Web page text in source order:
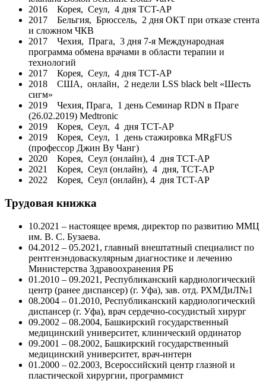
2016 Корея, Сеул, 4 дня TCT-AP
2017 Бельгия, Брюссель, 2 дня ОКТ при отказе стента
и сложном ЧКВ
2017 Чехия, Прага, 3 дня 7-я Международная
программа обмена врачами в области терапии и
технологий
2017 Корея, Сеул, 4 дня TCT-AP
2018 США, онлайн, 2 недели LSS black belt «Шесть
сигм»
2019 Чехия, Прага, 1 день Семинар RDN в Праге
(26.02.2019) Medtronic
2019 Корея, Сеул, 4 дня TCT-AP
2019 Корея, Сеул, 1 день стажировка MRgFUS
(профессор Джин Ву Чанг)
2020 Корея, Сеул (онлайн), 4 дня TCT-AP
2021 Корея, Сеул (онлайн), 4 дня, TCT-AP
2022 Корея, Сеул (онлайн), 4 дня TCT-AР
Трудовая книжка
10.2021 – настоящее время, директор по развитию ММЦ
им. В. С. Бузаева.
04.2012 – 05.2021, главный внештатный специалист по
рентгенэндоваскулярным диагностике и лечению
Министерства Здравоохранения РБ
01.2010 – 09.2021, Республиканский кардиологический
центр (ранее диспансер) (г. Уфа), зав. отд. РХМДиЛ№1
08.2004 – 01.2010, Республиканский кардиологический
диспансер (г. Уфа), врач сердечно-сосудистый хирург
09.2002 – 08.2004, Башкирский государственный
медицинский университет, клинический ординатор
09.2001 – 08.2002, Башкирский государственный
медицинский университет, врач-интерн
01.2000 – 02.2003, Всероссийский центр глазной и
пластической хирургии, программист